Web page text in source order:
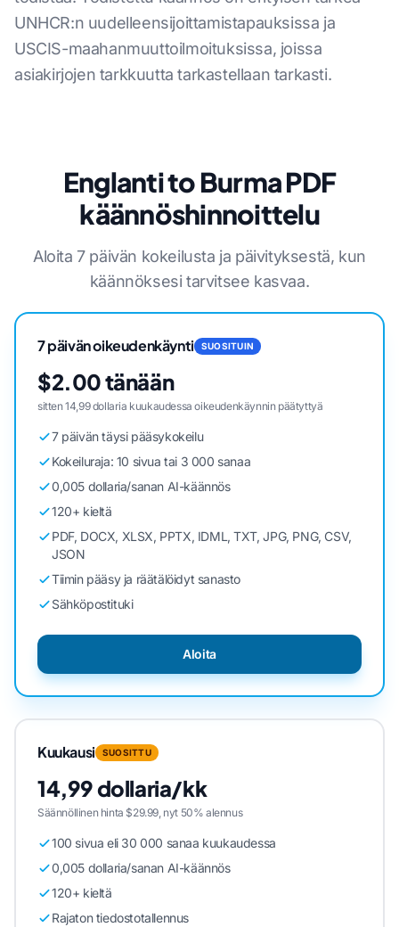
UNHCR:n uudelleensijoittamistapauksissa ja
USCIS-maahanmuuttoilmoituksissa, joissa
asiakirjojen tarkkuutta tarkastellaan tarkasti.
Englanti to Burma PDF
käännöshinnoittelu
Aloita 7 päivän kokeilusta ja päivityksestä, kun
käännöksesi tarvitsee kasvaa.
7 päivän oikeudenkäynti SUOSITUIN
$2.00 tänään
sitten 14,99 dollaria kuukaudessa oikeudenkäynnin päätyttyä
7 päivän täysi pääsykokeilu
Kokeiluraja: 10 sivua tai 3 000 sanaa
0,005 dollaria/sanan AI-käännös
120+ kieltä
PDF, DOCX, XLSX, PPTX, IDML, TXT, JPG, PNG, CSV,
JSON
Tiimin pääsy ja räätälöidyt sanasto
Sähköpostituki
Aloita
Kuukausi SUOSITTU
14,99 dollaria/kk
Säännöllinen hinta $29.99, nyt 50% alennus
100 sivua eli 30 000 sanaa kuukaudessa
0,005 dollaria/sanan AI-käännös
120+ kieltä
Rajaton tiedostotallennus